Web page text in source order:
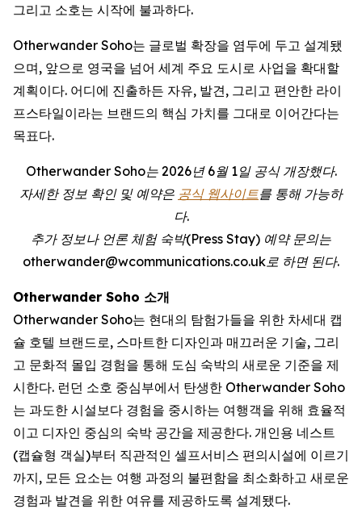
그리고 소호는 시작에 불과하다.
Otherwander Soho는 글로벌 확장을 염두에 두고 설계됐
으며, 앞으로 영국을 넘어 세계 주요 도시로 사업을 확대할
계획이다. 어디에 진출하든 자유, 발견, 그리고 편안한 라이
프스타일이라는 브랜드의 핵심 가치를 그대로 이어간다는
목표다.
Otherwander Soho는 2026년 6월 1일 공식 개장했다.
자세한 정보 확인 및 예약은 공식 웹사이트를 통해 가능하
다.
추가 정보나 언론 체험 숙박(Press Stay) 예약 문의는
otherwander@wcommunications.co.uk로 하면 된다.
Otherwander Soho 소개
Otherwander Soho는 현대의 탐험가들을 위한 차세대 캡
슐 호텔 브랜드로, 스마트한 디자인과 매끄러운 기술, 그리
고 문화적 몰입 경험을 통해 도심 숙박의 새로운 기준을 제
시한다. 런던 소호 중심부에서 탄생한 Otherwander Soho
는 과도한 시설보다 경험을 중시하는 여행객을 위해 효율적
이고 디자인 중심의 숙박 공간을 제공한다. 개인용 네스트
(캡슐형 객실)부터 직관적인 셀프서비스 편의시설에 이르기
까지, 모든 요소는 여행 과정의 불편함을 최소화하고 새로운
경험과 발견을 위한 여유를 제공하도록 설계됐다.